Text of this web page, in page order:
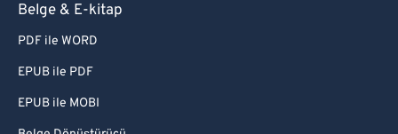
Belge & E-kitap
PDF ile WORD
EPUB ile PDF
EPUB ile MOBI